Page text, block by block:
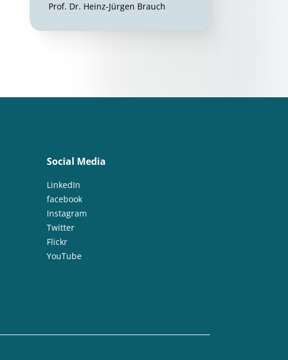
Prof. Dr. Heinz-Jürgen Brauch
Social Media
LinkedIn
facebook
Instagram
Twitter
Flickr
YouTube